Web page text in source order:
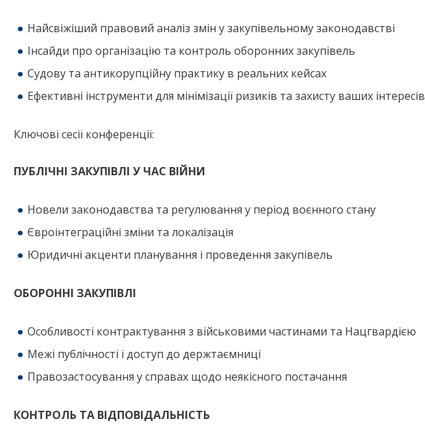
Найсвіжіший правовий аналіз змін у закупівельному законодавстві
Інсайди про організацію та контроль оборонних закупівель
Судову та антикорупційну практику в реальних кейсах
Ефективні інструменти для мінімізації ризиків та захисту ваших інтересів
Ключові сесії конференції:
ПУБЛІЧНІ ЗАКУПІВЛІ У ЧАС ВІЙНИ
Новели законодавства та регулювання у період воєнного стану
Євроінтеграційні зміни та локалізація
Юридичні акценти планування і проведення закупівель
ОБОРОННІ ЗАКУПІВЛІ
Особливості контрактування з військовими частинами та Нацгвардією
Межі публічності і доступ до держтаємниці
Правозастосування у справах щодо неякісного постачання
КОНТРОЛЬ ТА ВІДПОВІДАЛЬНІСТЬ